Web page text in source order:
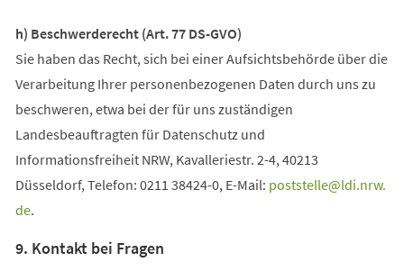
h) Beschwerderecht (Art. 77 DS-GVO)
Sie haben das Recht, sich bei einer Aufsichtsbehörde über die
Verarbeitung Ihrer personenbezogenen Daten durch uns zu
beschweren, etwa bei der für uns zuständigen
Landesbeauftragten für Datenschutz und
Informationsfreiheit NRW, Kavalleriestr. 2-4, 40213
Düsseldorf, Telefon: 0211 38424-0, E-Mail: poststelle
ldi.nrw
de.
9. Kontakt bei Fragen